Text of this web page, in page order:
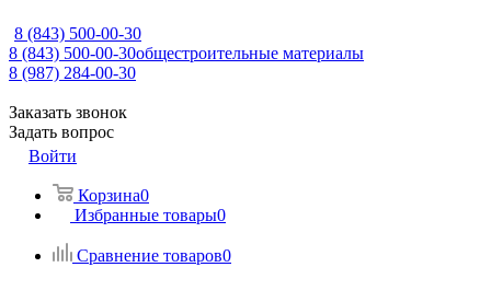
8 (843) 500-00-30
8 (843) 500-00-30общестроительные материалы
8 (987) 284-00-30
Заказать звонок
Задать вопрос
Войти
Корзина0
Избранные товары0
Сравнение товаров0